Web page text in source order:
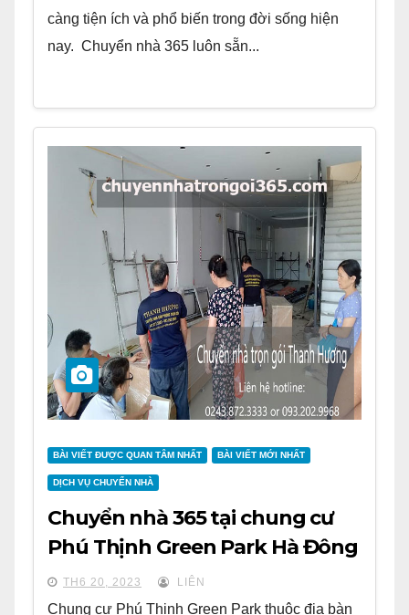
càng tiện ích và phổ biến trong đời sống hiện
nay. Chuyển nhà 365 luôn sẵn...
BÀI VIẾT ĐƯỢC QUAN TÂM NHẤT BÀI VIẾT MỚI NHẤT
DỊCH VỤ CHUYỂN NHÀ
Chuyển nhà 365 tại chung cư
Phú Thịnh Green Park Hà Đông
TH6 20, 2023 LIÊN
Chung cư Phú Thịnh Green Park thuộc địa bàn